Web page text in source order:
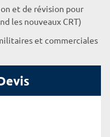
et de révision pour
les nouveaux CRT)
et commerciales